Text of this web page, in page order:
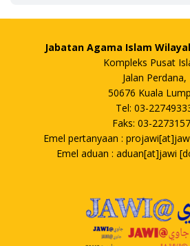
Jabatan Agama Islam
Kompleks Pusat
Jalan Perdana,
50676 Kuala
Tel: 03-
Faks: 03-
Emel pertanyaan :
Emel aduan : aduan[at]jawi